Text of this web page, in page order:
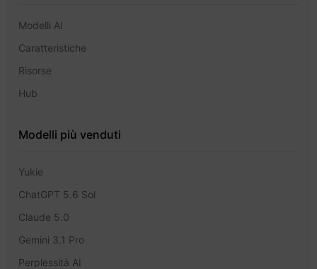
Modelli AI
Caratteristiche
Risorse
Hub
Modelli più venduti
Yukie
ChatGPT 5.6 Sol
Claude 5.0
Gemini 3.1 Pro
Perplessità AI